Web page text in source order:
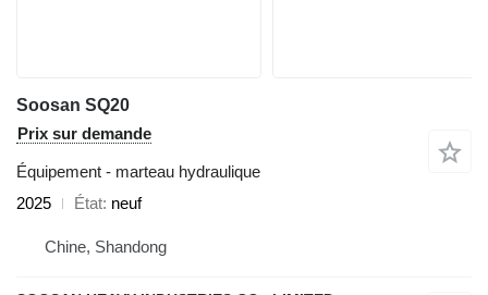
Soosan SQ20
Prix sur demande
Équipement - marteau hydraulique
2025
État neuf
Chine, Shandong